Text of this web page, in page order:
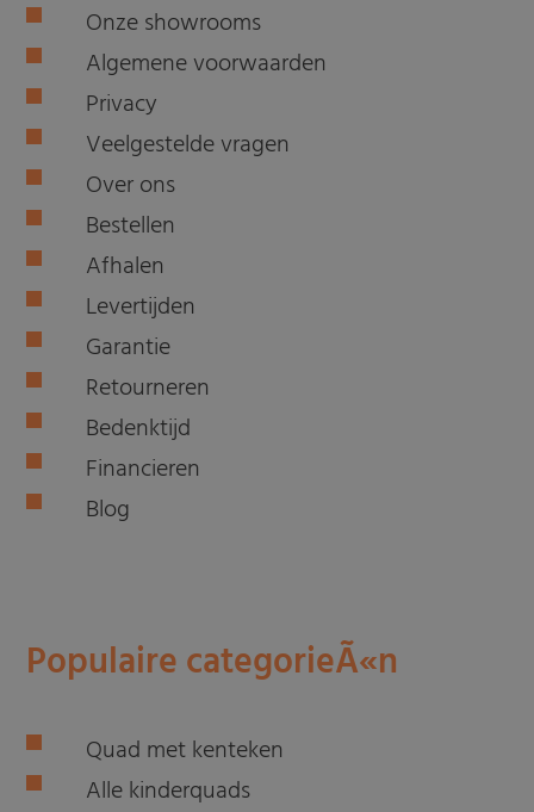
Onze showrooms
Algemene voorwaarden
Privacy
Veelgestelde vragen
Over ons
Bestellen
Afhalen
Levertijden
Garantie
Retourneren
Bedenktijd
Financieren
Blog
Populaire categorieÃ«n
Quad met kenteken
Alle kinderquads